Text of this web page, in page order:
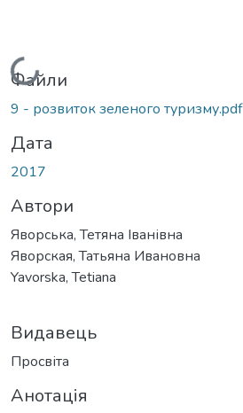
Вантажиться...
Файли
9 - розвиток зеленого туризму.pdf
Дата
2017
Автори
Яворська, Тетяна Іванівна
Яворская, Татьяна Ивановна
Yavorska, Tetiana
Видавець
Просвіта
Анотація